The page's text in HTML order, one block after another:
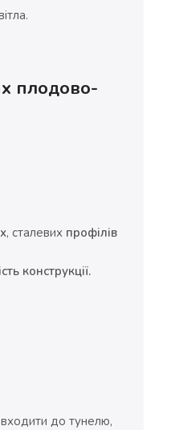
плодово-
, сталевих профілів
конструкції.
входити до тунелю,